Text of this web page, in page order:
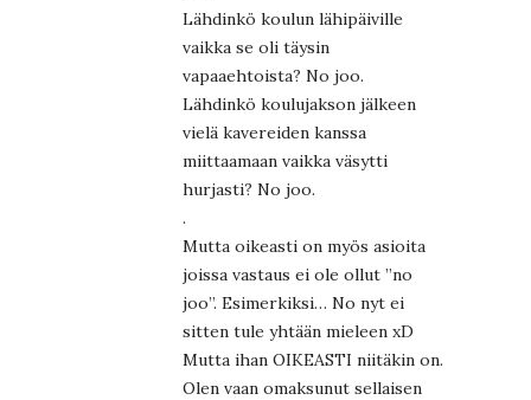
Lähdinkö koulun lähipäiville
vaikka se oli täysin
vapaaehtoista? No joo.
Lähdinkö koulujakson jälkeen
vielä kavereiden kanssa
miittaamaan vaikka väsytti
hurjasti? No joo.
.
Mutta oikeasti on myös asioita
joissa vastaus ei ole ollut ”no
joo”. Esimerkiksi… No nyt ei
sitten tule yhtään mieleen xD
Mutta ihan OIKEASTI niitäkin on.
Olen vaan omaksunut sellaisen